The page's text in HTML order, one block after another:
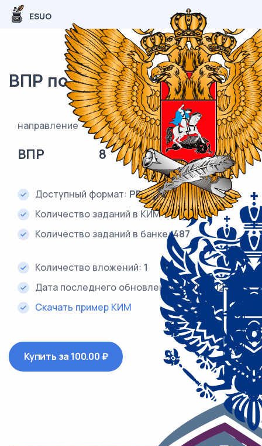
ESUO
ВПР по истории 8 класс
направление
ВПР
класс
8
предмет
История
Доступный формат: PDF и DOC (Word)
Количество заданий в КИМ:7
Количество заданий в банке:487
Количество вложений: 1
Дата последнего обновления:14.08.2025
Скачать пример КИМ
Купить за 100.00 ₽